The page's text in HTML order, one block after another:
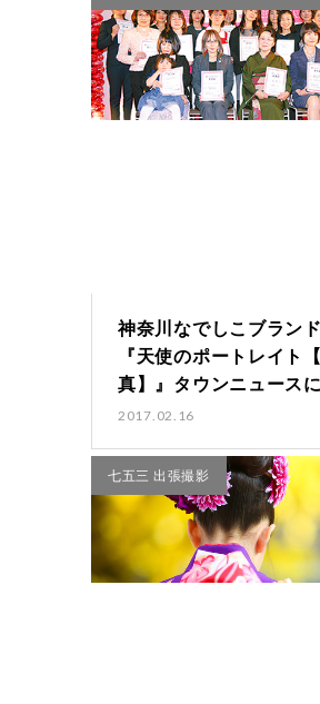
神奈川なでしこブラン
『天使のポートレイト
真】』タウンニュース
れました…
2017.02.16
七五三 出張撮影